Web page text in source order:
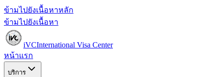
ข้ามไปยังเนื้อหาหลัก
ข้ามไปยังเนื้อหา
iVCInternational Visa Center
หน้าแรก
บริการ